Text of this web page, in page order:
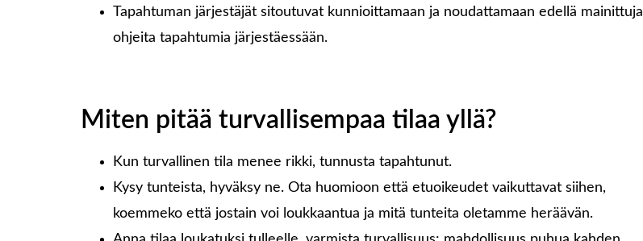
Tapahtuman järjestäjät sitoutuvat kunnioittamaan ja noudattamaan edellä mainittuja
ohjeita tapahtumia järjestäessään.
Miten pitää turvallisempaa tilaa yllä?
Kun turvallinen tila menee rikki, tunnusta tapahtunut.
Kysy tunteista, hyväksy ne. Ota huomioon että etuoikeudet vaikuttavat siihen,
koemmeko että jostain voi loukkaantua ja mitä tunteita oletamme heräävän.